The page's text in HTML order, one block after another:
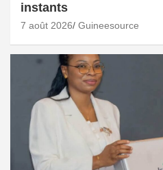
instants
7 août 2026 Guineesource